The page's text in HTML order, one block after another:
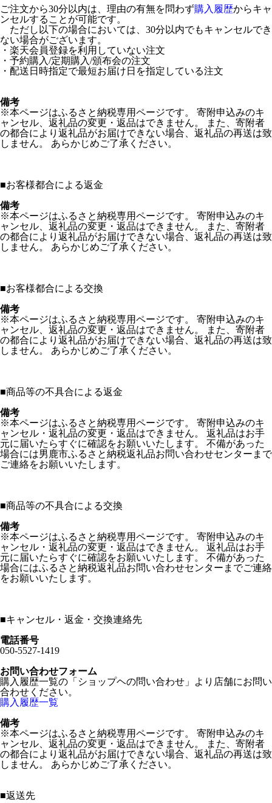
ご注文から30分以内は、理由の有無を問わず購入履歴からキャ
ンセルすることが可能です。
ただし以下の場合においては、30分以内でもキャンセルでき
ない場合がございます。
・楽天会員登録を利用していない注文
・予約購入/定期購入/頒布会の注文
・配送日時指定で最短お届け日を指定している注文
備考
※本ページはふるさと納税専用ページです。 寄附申込みのキ
ャンセル、返礼品の変更・返品はできません。 また、寄附者
の都合により返礼品がお届けできない場合、返礼品の再送は致
しません。 あらかじめご了承ください。
■お客様都合による返金
備考
※本ページはふるさと納税専用ページです。 寄附申込みのキ
ャンセル、返礼品の変更・返品はできません。 また、寄附者
の都合により返礼品がお届けできない場合、返礼品の再送は致
しません。 あらかじめご了承ください。
■お客様都合による交換
備考
※本ページはふるさと納税専用ページです。 寄附申込みのキ
ャンセル、返礼品の変更・返品はできません。 また、寄附者
の都合により返礼品がお届けできない場合、返礼品の再送は致
しません。 あらかじめご了承ください。
■商品等の不具合による返金
備考
※本ページはふるさと納税専用ページです。 寄附申込みのキ
ャンセル・返礼品の変更・返品はできません。 返礼品はお手
元に届いたらすぐに確認をお願いいたします。 不備があった
場合には男鹿市ふるさと納税返礼品お問い合わせセンターまで
ご連絡をお願いいたします。
■商品等の不具合による交換
備考
※本ページはふるさと納税専用ページです。 寄附申込みのキ
ャンセル・返礼品の変更・返品はできません。 返礼品はお手
元に届いたらすぐに確認をお願いいたします。 不備があった
場合にはふるさと納税返礼品お問い合わせセンターまでご連絡
をお願いいたします。
■キャンセル・返金・交換連絡先
電話番号
050-5527-1419
お問い合わせフォーム
購入履歴一覧の「ショップヘの問い合わせ」より店舗にお問い
合わせください。
購入履歴一覧
備考
※本ページはふるさと納税専用ページです。 寄附申込みのキ
ャンセル、返礼品の変更・返品はできません。 また、寄附者
の都合により返礼品がお届けできない場合、返礼品の再送は致
しません。 あらかじめご了承ください。
■返送先